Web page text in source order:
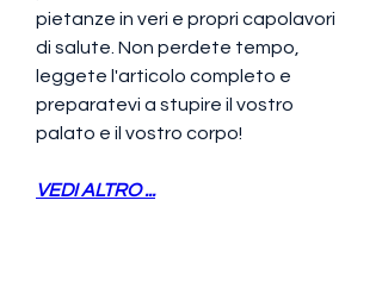
pietanze in veri e propri capolavori
di salute. Non perdete tempo,
leggete l'articolo completo e
preparatevi a stupire il vostro
palato e il vostro corpo!
VEDI ALTRO ...